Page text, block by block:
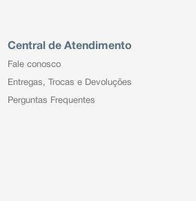
Central de Atendimento
Fale conosco
Entregas, Trocas e Devoluções
Perguntas Frequentes